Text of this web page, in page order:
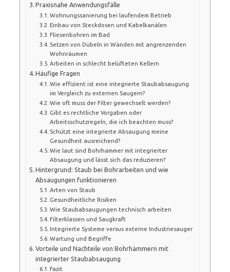
Praxisnahe Anwendungsfälle
Wohnungssanierung bei laufendem Betrieb
Einbau von Steckdosen und Kabelkanälen
Fliesenbohren im Bad
Setzen von Dübeln in Wänden mit angrenzenden
Wohnräumen
Arbeiten in schlecht belüfteten Kellern
Häufige Fragen
Wie effizient ist eine integrierte Staubabsaugung
im Vergleich zu externen Saugern?
Wie oft muss der Filter gewechselt werden?
Gibt es rechtliche Vorgaben oder
Arbeitsschutzregeln, die ich beachten muss?
Schützt eine integrierte Absaugung meine
Gesundheit ausreichend?
Wie laut sind Bohrhammer mit integrierter
Absaugung und lässt sich das reduzieren?
Hintergrund: Staub bei Bohrarbeiten und wie
Absaugungen funktionieren
Arten von Staub
Gesundheitliche Risiken
Wie Staubabsaugungen technisch arbeiten
Filterklassen und Saugkraft
Integrierte Systeme versus externe Industriesauger
Wartung und Begriffe
Vorteile und Nachteile von Bohrhämmern mit
integrierter Staubabsaugung
Fazit